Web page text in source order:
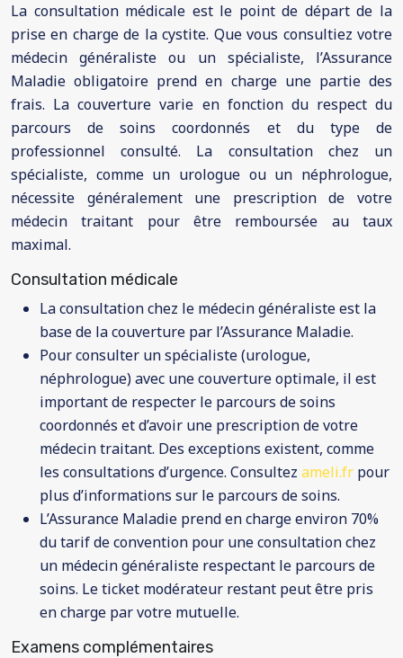
La consultation médicale est le point de départ de la
prise en charge de la cystite. Que vous consultiez votre
médecin généraliste ou un spécialiste, l’Assurance
Maladie obligatoire prend en charge une partie des
frais. La couverture varie en fonction du respect du
parcours de soins coordonnés et du type de
professionnel consulté. La consultation chez un
spécialiste, comme un urologue ou un néphrologue,
nécessite généralement une prescription de votre
médecin traitant pour être remboursée au taux
maximal.
Consultation médicale
La consultation chez le médecin généraliste est la
base de la couverture par l’Assurance Maladie.
Pour consulter un spécialiste (urologue,
néphrologue) avec une couverture optimale, il est
important de respecter le parcours de soins
coordonnés et d’avoir une prescription de votre
médecin traitant. Des exceptions existent, comme
les consultations d’urgence. Consultez ameli.fr pour
plus d’informations sur le parcours de soins.
L’Assurance Maladie prend en charge environ 70%
du tarif de convention pour une consultation chez
un médecin généraliste respectant le parcours de
soins. Le ticket modérateur restant peut être pris
en charge par votre mutuelle.
Examens complémentaires